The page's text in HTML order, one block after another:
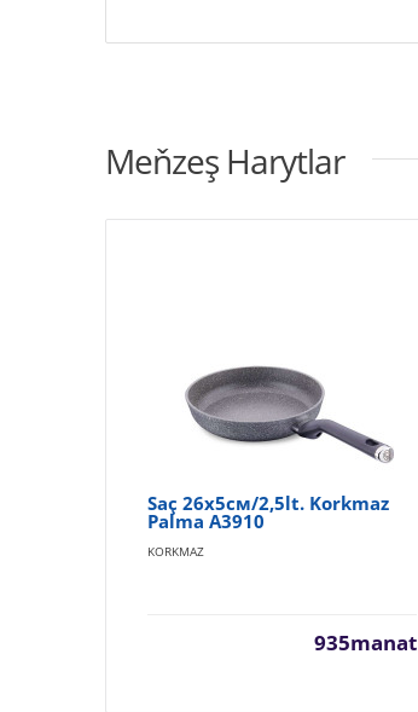
Meňzeş Harytlar
Saç 26x5см/2,5lt. Korkmaz
Palma A3910
KORKMAZ
935manat